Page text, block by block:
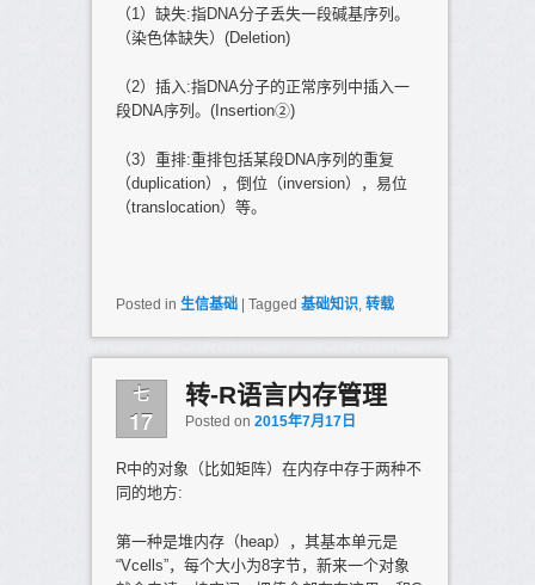
（1）缺失:指DNA分子丢失一段碱基序列。
（染色体缺失）(Deletion)
（2）插入:指DNA分子的正常序列中插入一
段DNA序列。(Insertion②)
（3）重排:重排包括某段DNA序列的重复
（duplication），倒位（inversion），易位
（translocation）等。
Posted in 生信基础 Tagged 基础知识, 转载
七
17
转-R语言内存管理
Posted on 2015年7月17日
R中的对象（比如矩阵）在内存中存于两种不
同的地方:
第一种是堆内存（heap），其基本单元是
“Vcells”，每个大小为8字节，新来一个对象